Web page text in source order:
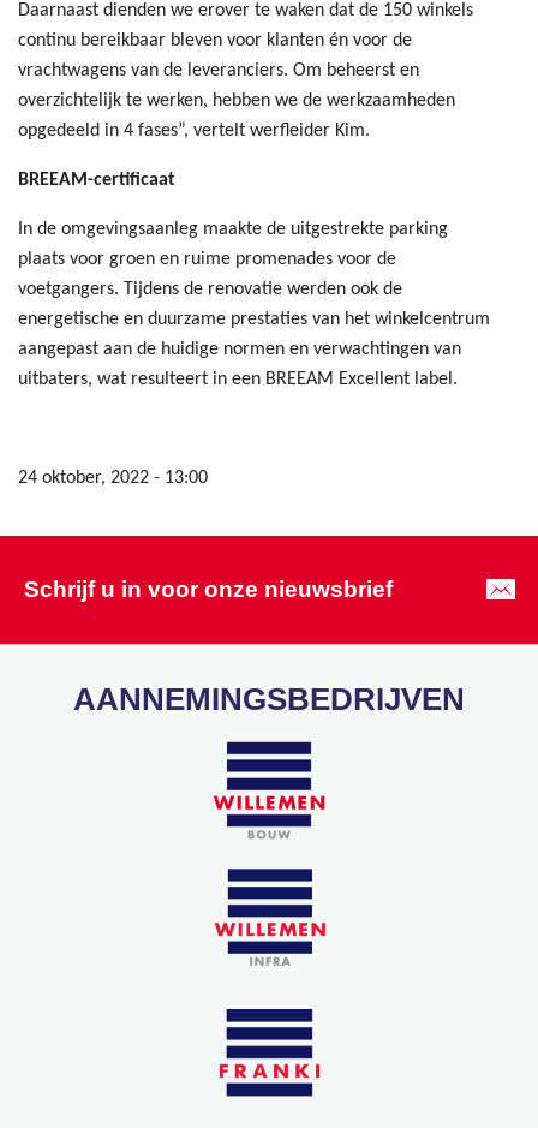
Daarnaast dienden we erover te waken dat de 150 winkels
continu bereikbaar bleven voor klanten én voor de
vrachtwagens van de leveranciers. Om beheerst en
overzichtelijk te werken, hebben we de werkzaamheden
opgedeeld in 4 fases”, vertelt werfleider Kim.
BREEAM-certificaat
In de omgevingsaanleg maakte de uitgestrekte parking
plaats voor groen en ruime promenades voor de
voetgangers. Tijdens de renovatie werden ook de
energetische en duurzame prestaties van het winkelcentrum
aangepast aan de huidige normen en verwachtingen van
uitbaters, wat resulteert in een BREEAM Excellent label.
24 oktober, 2022 - 13:00
Schrijf u in voor onze nieuwsbrief
AANNEMINGSBEDRIJVEN